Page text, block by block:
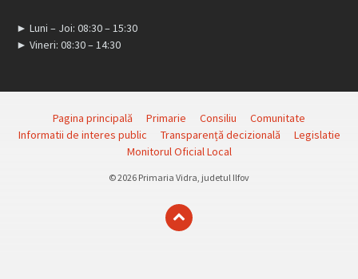
► Luni – Joi: 08:30 – 15:30
► Vineri: 08:30 – 14:30
Pagina principală Primarie Consiliu
Comunitate
Informatii de interes public
Transparență decizională
Legislatie
Monitorul Oficial Local
© 2026 Primaria Vidra, judetul Ilfov